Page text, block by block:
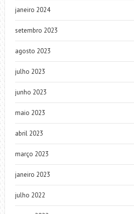
janeiro 2024
setembro 2023
agosto 2023
julho 2023
junho 2023
maio 2023
abril 2023
março 2023
janeiro 2023
julho 2022